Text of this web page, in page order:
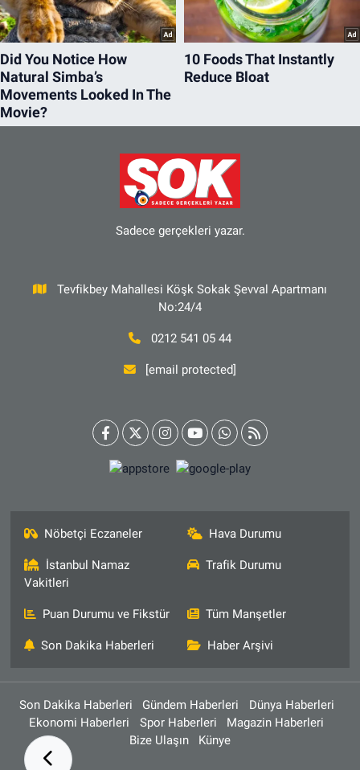
Sadece gerçekleri yazar.
Tevfikbey Mahallesi Köşk Sokak Şevval Apartmanı
No:24/4
0212 541 05 44
[email protected]
Nöbetçi Eczaneler Hava Durumu
İstanbul Namaz
Vakitleri
Trafik Durumu
Puan Durumu ve Fikstür Tüm Manşetler
Son Dakika Haberleri Haber Arşivi
Son Dakika Haberleri Gündem Haberleri
Dünya Haberleri
Ekonomi Haberleri
Spor Haberleri
Magazin Haberleri
Bize Ulaşın
Künye